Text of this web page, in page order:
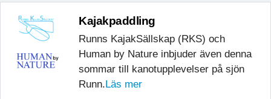
Kajakpaddling
Runns KajakSällskap (RKS) och
Human by Nature inbjuder även denna
sommar till kanotupplevelser på sjön
Runn.Läs mer